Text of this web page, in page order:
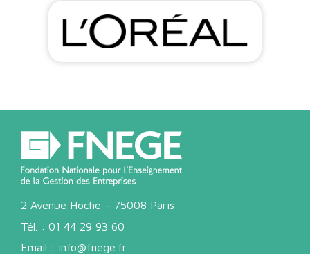
2 Avenue Hoche – 75008 Paris
Tél. : 01 44 29 93 60
Email : info@fnege.fr